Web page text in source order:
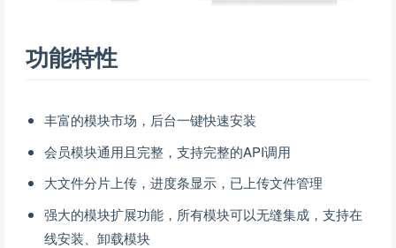
功能特性
丰富的模块市场，后台一键快速安装
会员模块通用且完整，支持完整的API调用
大文件分片上传，进度条显示，已上传文件管理
强大的模块扩展功能，所有模块可以无缝集成，支持在
线安装、卸载模块